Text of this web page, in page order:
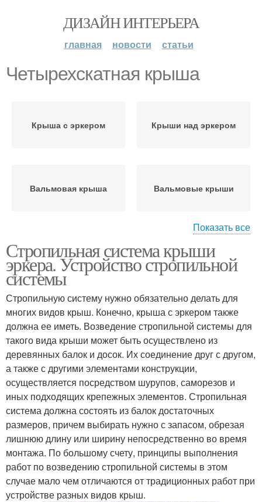
ДИЗАЙН ИНТЕРЬЕРА
главная новости статьи
Четырехскатная крыша
Крыша с эркером Крыши над эркером
Вальмовая крыша Вальмовые крыши
Яндовая крыша Двускатная крыша
Четырехскатные крыши Ломаная крыша
Крыша из профнастила Ломаные крыши
Крыша без стоек Крыша на гвоздях
Показать все
Стропильная система крыши
эркера. Устройство стропильной
системы
Стропильную систему нужно обязательно делать для
многих видов крыш. Конечно, крыша с эркером также
должна ее иметь. Возведение стропильной системы для
такого вида крыши может быть осуществлено из
деревянных балок и досок. Их соединение друг с другом,
а также с другими элементами конструкции,
осуществляется посредством шурупов, саморезов и
иных подходящих крепежных элементов. Стропильная
система должна состоять из балок достаточных
размеров, причем выбирать нужно с запасом, обрезая
лишнюю длину или ширину непосредственно во время
монтажа. По большому счету, принципы выполнения
работ по возведению стропильной системы в этом
случае мало чем отличаются от традиционных работ при
устройстве разных видов крыш.